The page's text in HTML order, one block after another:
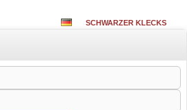
SCHWARZER KLECKS